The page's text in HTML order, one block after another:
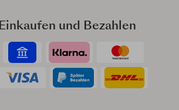
und Bezahlen